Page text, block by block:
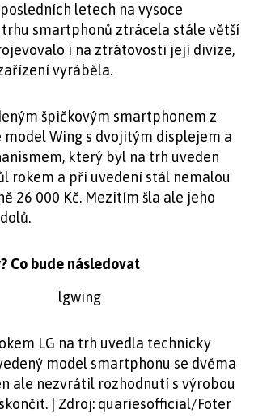
letech na vysoce
smartphonů ztrácela stále větší
i na ztrátovosti její divize,
vyráběla.
špičkovým smartphonem z
model Wing s dvojitým displejem a
který byl na trh uveden
rokem a při uvedení stál nemalou
26 000 Kč. Mezitím šla ale jeho
Co bude následovat
LG na trh uvedla technicky
model smartphonu se dvěma
ale nezvrátil rozhodnutí s výrobou
| Zdroj: quariesofficial/Foter